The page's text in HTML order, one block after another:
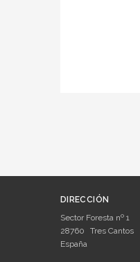
DIRECCIÓN
Sector Foresta nº 1
28760
Tres Cantos
España